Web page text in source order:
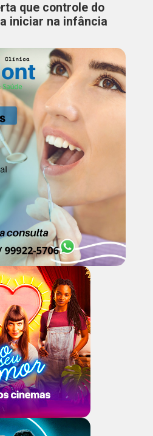
que controle do
iniciar na infância